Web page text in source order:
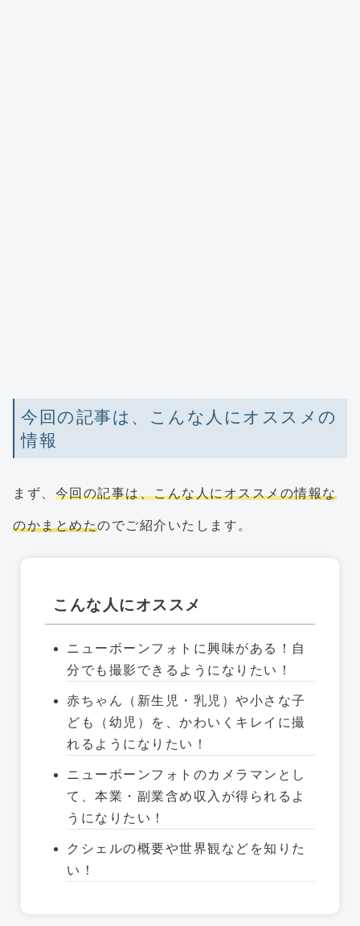
今回の記事は、こんな人にオススメの
情報
まず、 今回の記事は、こんな人にオススメの情報な
のかまとめたのでご紹介いたします。
こんな人にオススメ
ニューボーンフォトに興味がある！自
分でも撮影できるようになりたい！
赤ちゃん（新生児・乳児）や小さな子
ども（幼児）を、かわいくキレイに撮
れるようになりたい！
ニューボーンフォトのカメラマンとし
て、本業・副業含め収入が得られるよ
うになりたい！
クシェルの概要や世界観などを知りた
い！